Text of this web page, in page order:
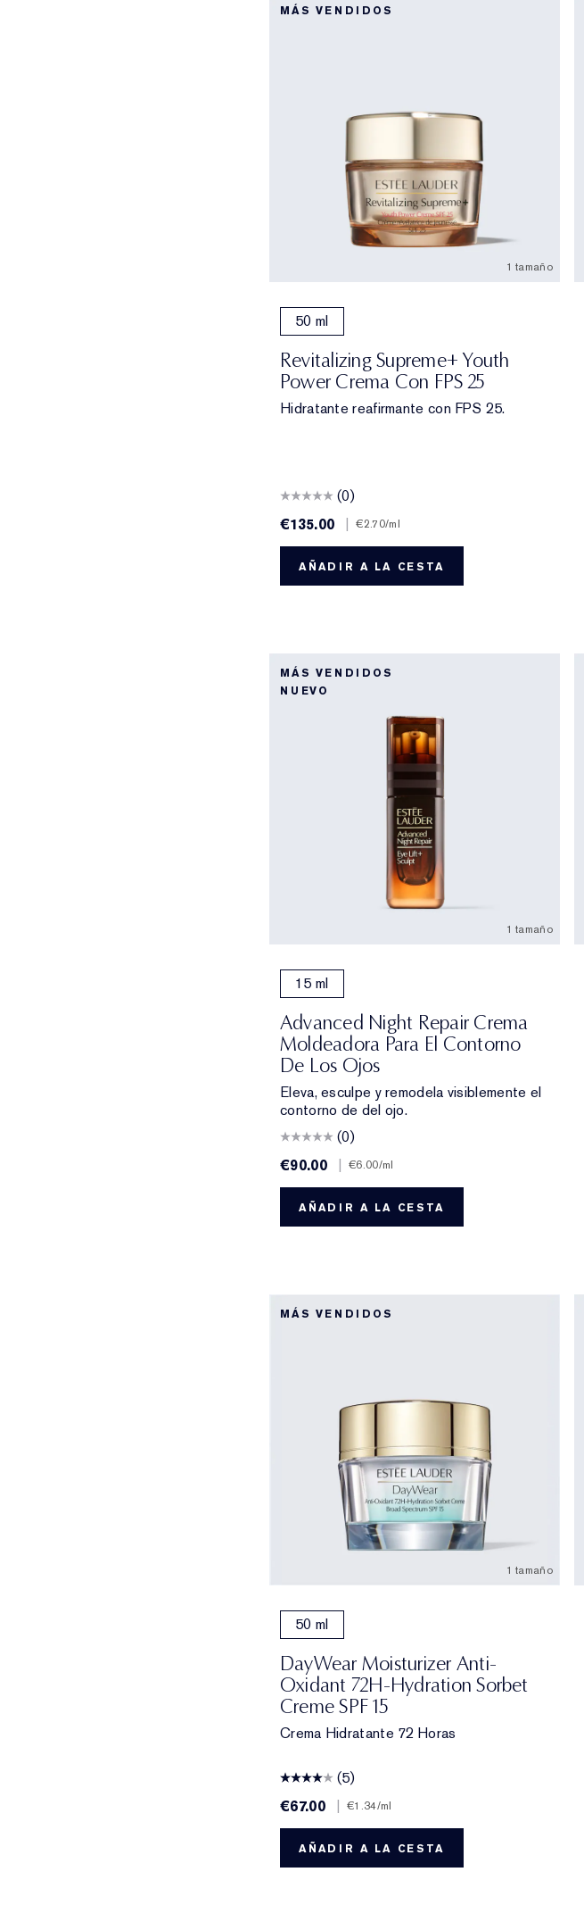
MÁS VENDIDOS
1 tamaño
50 ml
Revitalizing Supreme+ Youth
Power Crema Con FPS 25
Hidratante reafirmante con FPS 25.
(0)
€135.00
€2.70/ml
AÑADIR A LA CESTA
MÁS VENDIDOS
NUEVO
1 tamaño
15 ml
Advanced Night Repair Crema
Moldeadora Para El Contorno
De Los Ojos
Eleva, esculpe y remodela visiblemente el
contorno de del ojo.
(0)
€90.00
€6.00/ml
AÑADIR A LA CESTA
MÁS VENDIDOS
1 tamaño
50 ml
DayWear Moisturizer Anti-
Oxidant 72H-Hydration Sorbet
Creme SPF 15
Crema Hidratante 72 Horas
(5)
€67.00
€1.34/ml
AÑADIR A LA CESTA